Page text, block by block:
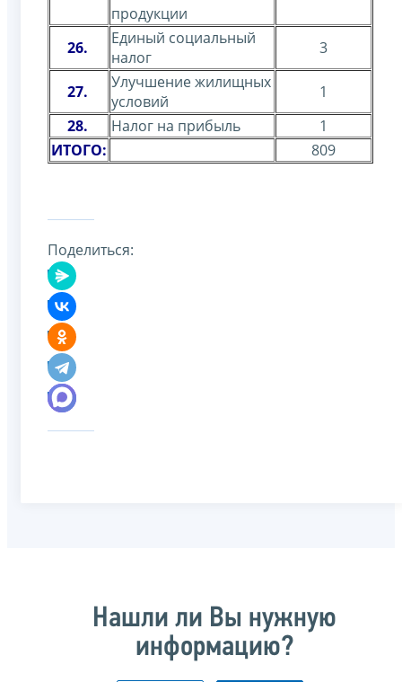
продукции
26.
Единый социальный
налог
3
27.
Улучшение жилищных
условий
1
28.
Налог на прибыль
1
ИТОГО:
809
Поделиться:
Нашли ли Вы нужную
информацию?